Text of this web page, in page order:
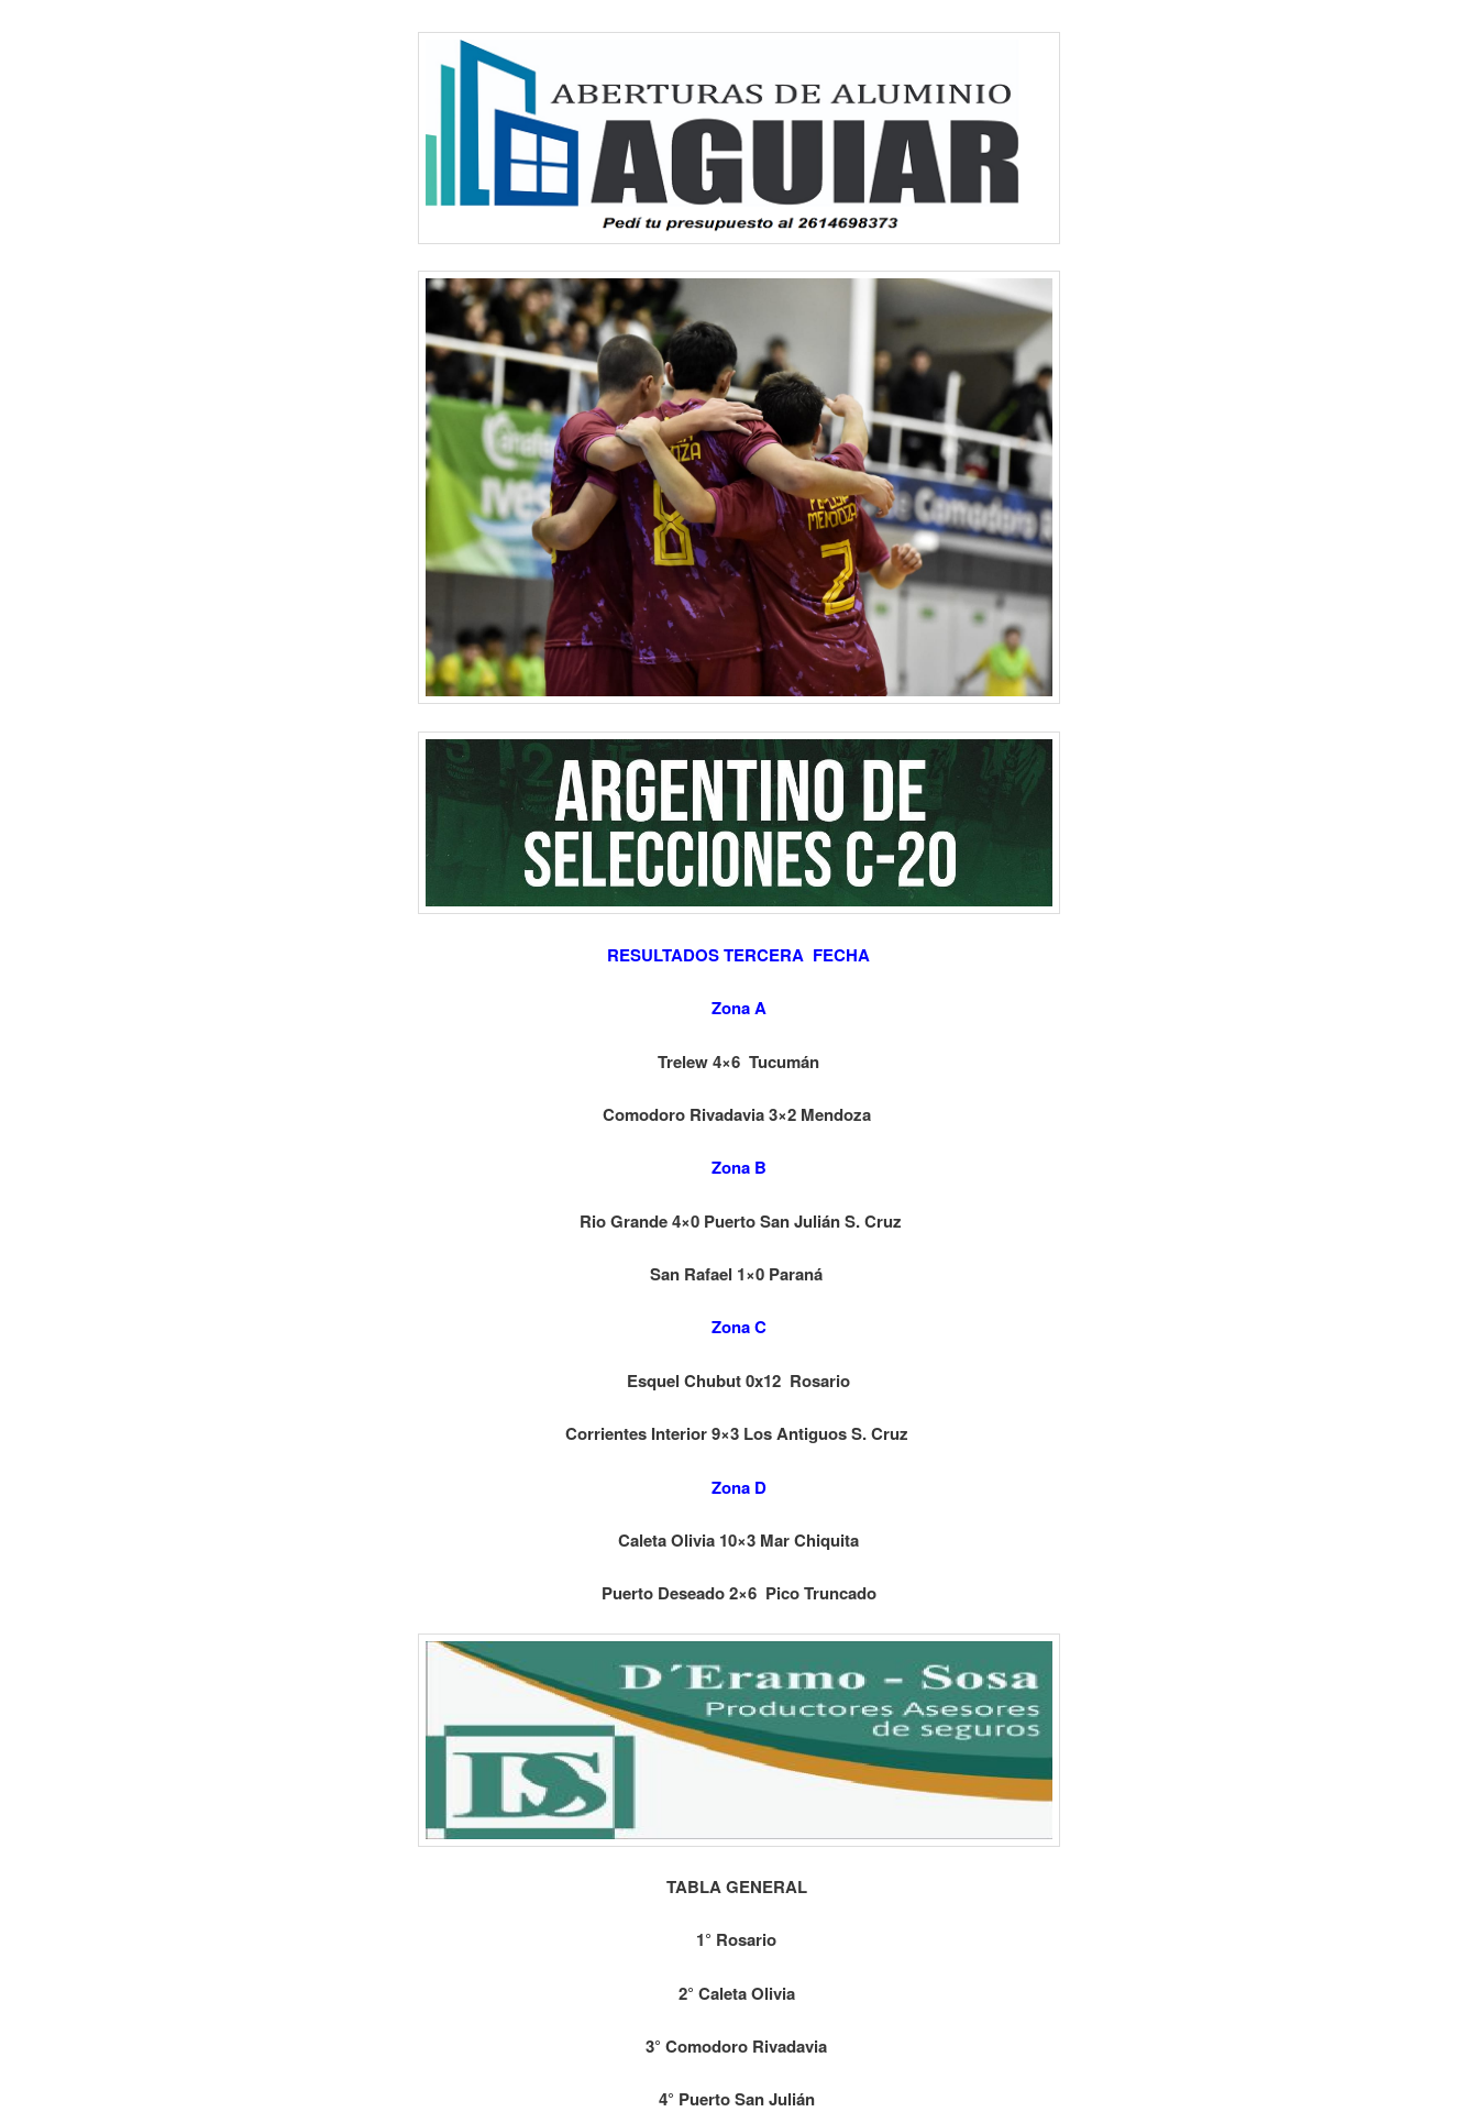
RESULTADOS TERCERA FECHA
Zona A
Trelew 4×6 Tucumán
Comodoro Rivadavia 3×2 Mendoza
Zona B
Rio Grande 4×0 Puerto San Julián S. Cruz
San Rafael 1×0 Paraná
Zona C
Esquel Chubut 0x12 Rosario
Corrientes Interior 9×3 Los Antiguos S. Cruz
Zona D
Caleta Olivia 10×3 Mar Chiquita
Puerto Deseado 2×6 Pico Truncado
TABLA GENERAL
1° Rosario
2° Caleta Olivia
3° Comodoro Rivadavia
4° Puerto San Julián